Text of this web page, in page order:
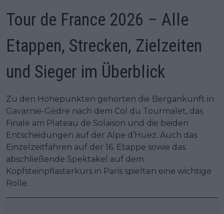
Tour de France 2026 – Alle
Etappen, Strecken, Zielzeiten
und Sieger im Überblick
Zu den Höhepunkten gehörten die Bergankunft in
Gavarnie-Gèdre nach dem Col du Tourmalet, das
Finale am Plateau de Solaison und die beiden
Entscheidungen auf der Alpe d’Huez. Auch das
Einzelzeitfahren auf der 16. Etappe sowie das
abschließende Spektakel auf dem
Kopfsteinpflasterkurs in Paris spielten eine wichtige
Rolle.